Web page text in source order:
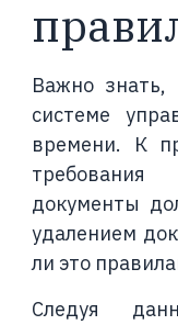
Важно знать,
системе
времени. К
документы
удалением
ли это
Следуя